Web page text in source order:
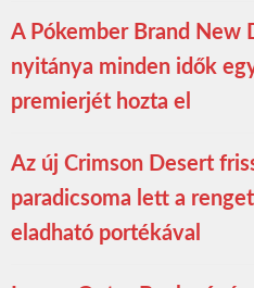
A Pókember Brand New
nyitánya minden idők
premierjét hozta el
Az új Crimson Desert
paradicsoma lett a
eladható portékával